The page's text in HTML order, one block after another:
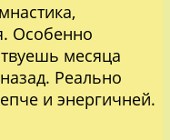
Особенно
месяца
Реально
и энергичней.